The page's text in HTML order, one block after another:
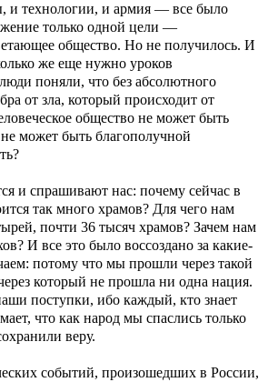
и технологии, и армия — все было
только одной цели —
общество. Но не получилось. И
же еще нужно уроков
поняли, что без абсолютного
от зла, который происходит от
общество не может быть
может быть благополучной
и спрашивают нас: почему сейчас в
так много храмов? Для чего нам
почти 36 тысяч храмов? Зачем нам
И все это было воссоздано за какие-
потому что мы прошли через такой
который не прошла ни одна нация.
поступки, ибо каждый, кто знает
что как народ мы спаслись только
веру.
событий, произошедших в России,